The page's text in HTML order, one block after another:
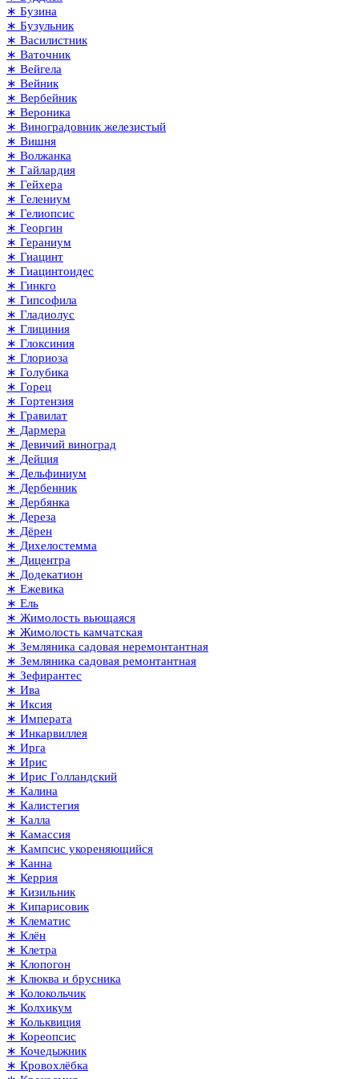
∗ Бузина
∗ Бузульник
∗ Василистник
∗ Ваточник
∗ Вейгела
∗ Вейник
∗ Вербейник
∗ Вероника
∗ Виноградовник железистый
∗ Вишня
∗ Волжанка
∗ Гайлардия
∗ Гейхера
∗ Гелениум
∗ Гелиопсис
∗ Георгин
∗ Гераниум
∗ Гиацинт
∗ Гиацинтоидес
∗ Гинкго
∗ Гипсофила
∗ Гладиолус
∗ Глициния
∗ Глоксиния
∗ Глориоза
∗ Голубика
∗ Горец
∗ Гортензия
∗ Гравилат
∗ Дармера
∗ Девичий виноград
∗ Дейция
∗ Дельфиниум
∗ Дербенник
∗ Дербянка
∗ Дереза
∗ Дёрен
∗ Дихелостемма
∗ Дицентра
∗ Додекатион
∗ Ежевика
∗ Ель
∗ Жимолость вьющаяся
∗ Жимолость камчатская
∗ Земляника садовая неремонтантная
∗ Земляника садовая ремонтантная
∗ Зефирантес
∗ Ива
∗ Иксия
∗ Императа
∗ Инкарвиллея
∗ Ирга
∗ Ирис
∗ Ирис Голландский
∗ Калина
∗ Калистегия
∗ Калла
∗ Камассия
∗ Кампсис укореняющийся
∗ Канна
∗ Керрия
∗ Кизильник
∗ Кипарисовик
∗ Клематис
∗ Клён
∗ Клетра
∗ Клопогон
∗ Клюква и брусника
∗ Колокольчик
∗ Колхикум
∗ Кольквиция
∗ Кореопсис
∗ Кочедыжник
∗ Кровохлёбка